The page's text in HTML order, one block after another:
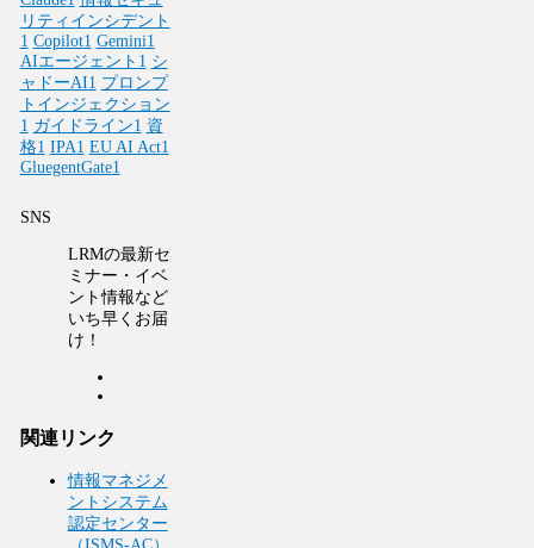
リティインシデント
1 Copilot1 Gemini1
AIエージェント 1 シ
ャドーAI1 プロンプ
トインジェクション
1 ガイドライン1 資
格1 IPA1 EU AI Act1
GluegentGate1
SNS
LRMの最新セ
ミナー・イベ
ント情報など
いち早くお届
け！
関連リンク
情報マネジメ
ントシステム
認定センター